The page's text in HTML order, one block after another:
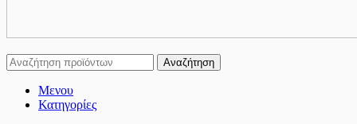
Αναζήτηση
Μενου
Κατηγορίες